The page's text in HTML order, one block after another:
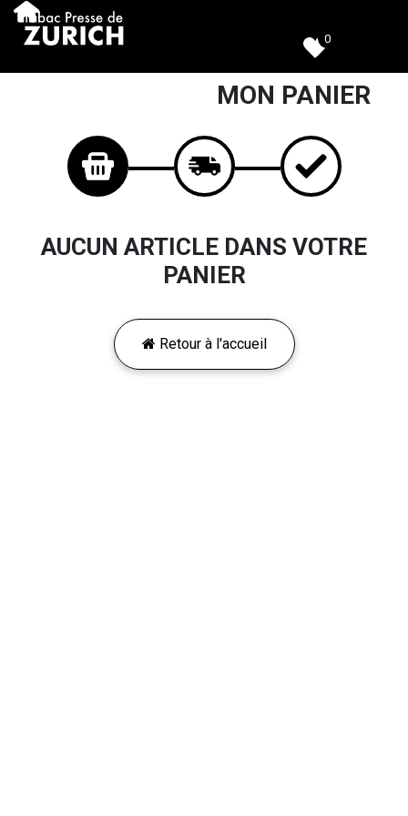
0
MON PANIER
AUCUN ARTICLE DANS VOTRE
PANIER
Retour à l'accueil